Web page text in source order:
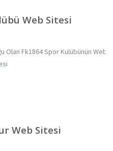
Web Sitesi
Olan Fk1864 Spor Kulübünün Web
Web Sitesi